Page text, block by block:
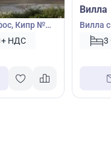
Кипр №
+ НДС
Вилла
Вилла
506703